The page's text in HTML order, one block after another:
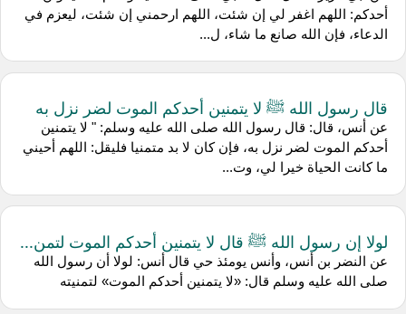
أحدكم: اللهم اغفر لي إن شئت، اللهم ارحمني إن شئت، ليعزم في
الدعاء، فإن الله صانع ما شاء، ل...
قال رسول الله ﷺ لا يتمنين أحدكم الموت لضر نزل به
عن أنس، قال: قال رسول الله صلى الله عليه وسلم: " لا يتمنين
أحدكم الموت لضر نزل به، فإن كان لا بد متمنيا فليقل: اللهم أحيني
ما كانت الحياة خيرا لي، وت...
لولا إن رسول الله ﷺ قال لا يتمنين أحدكم الموت لتمن...
عن النضر بن أنس، وأنس يومئذ حي قال أنس: لولا أن رسول الله
صلى الله عليه وسلم قال: «لا يتمنين أحدكم الموت» لتمنيته